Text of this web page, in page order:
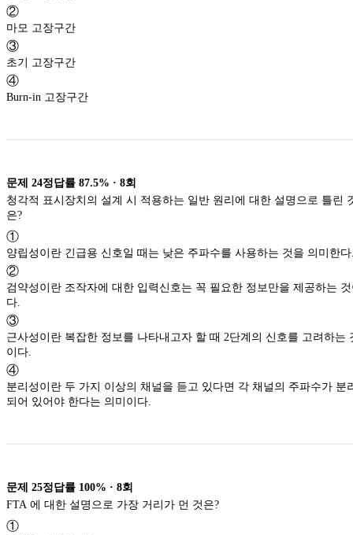
②
마모 고장구간
③
초기 고장구간
④
Burn-in 고장구간
문제 24정답률 87.5% · 8회
청각적 표시장치의 설계 시 적용하는 일반 원리에 대한 설명으로 틀린
은?
①
양립성이란 긴급용 신호일 때는 낮은 주파수를 사용하는 것을 의미한
②
검약성이란 조작자에 대한 입력신호는 꼭 필요한 정보만을 제공하는
다.
③
근사성이란 복잡한 정보를 나타내고자 할 때 2단계의 신호를 고려하는
이다.
④
분리성이란 두 가지 이상의 채널을 듣고 있다면 각 채널의 주파수가 분
되어 있어야 한다는 의미이다.
문제 25정답률 100% · 8회
FTA 에 대한 설명으로 가장 거리가 먼 것은?
①